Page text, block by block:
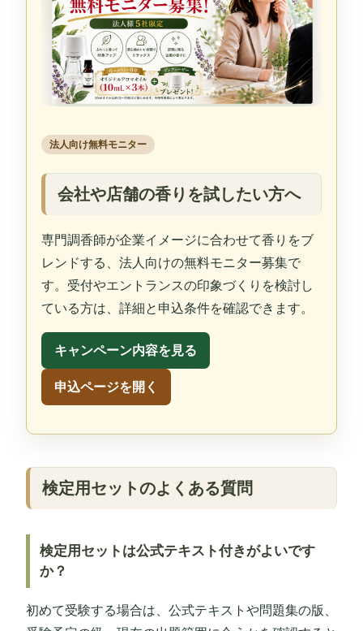
法人向け無料モニター
会社や店舗の香りを試したい方へ
専門調香師が企業イメージに合わせて香りをブ
レンドする、法人向けの無料モニター募集で
す。受付やエントランスの印象づくりを検討し
ている方は、詳細と申込条件を確認できます。
キャンペーン内容を見る
申込ページを開く
検定用セットのよくある質問
検定用セットは公式テキスト付きがよいです
か？
初めて受験する場合は、公式テキストや問題集の版、